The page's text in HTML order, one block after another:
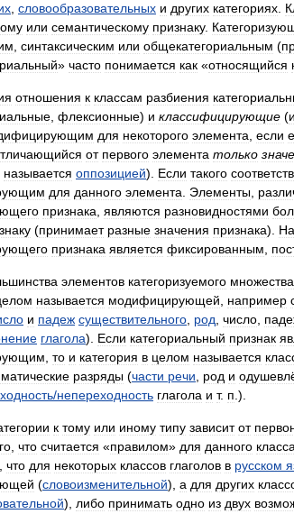
словообразовательных и других категориях
или семантическому признаку.
синтаксическим или общекатегориальным (
» часто понимается как «относящийся
отношения к классам разбиения
флексионные) и классифицирующие (
для некоторого элемента если
от первого элемента только
называется оппозицией). Если такого
для данного элемента Элементы
признака являются разновидностями
(принимает разные значения признака).
признака является фиксированным
элементов категоризуемого множества
называется модифицирующей например
и падеж существительного род число
глагола). Если категориальный признак
то и категория в целом называется
разряды (части речи род и
/​непереходность глагола и т. п .).
к тому или иному типу зависит от
что считается «правилом» для данного класса
что для некоторых классов глаголов в русском
(словоизменительной), а для других
), либо принимать одно из двух